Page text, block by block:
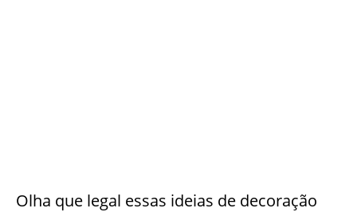
Olha que legal essas ideias de decoração